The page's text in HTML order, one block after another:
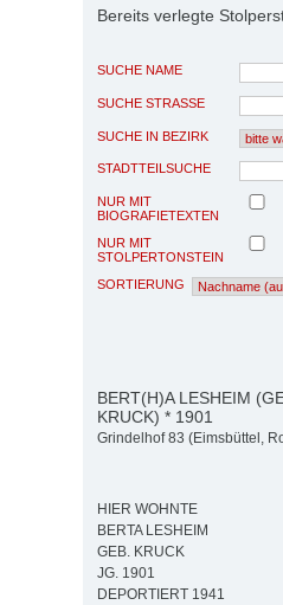
Bereits verlegte
SUCHE NAME
SUCHE STRASSE
SUCHE IN BEZIRK
STADTTEILSUCHE
NUR MIT
BIOGRAFIETEXTEN
NUR MIT
STOLPERTONSTEIN
SORTIERUNG
BERT(H)A LESHEIM
KRUCK) * 1901
Grindelhof 83 (Eimsbüttel,
HIER WOHNTE
BERTA LESHEIM
GEB. KRUCK
JG. 1901
DEPORTIERT 1941